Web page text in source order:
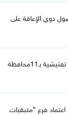
ذوي الإعاقة على
منال عوض: تنفيذ 27 حملة تفتيشية بـ11محافظة
اعتماد فرع ”متبقيات